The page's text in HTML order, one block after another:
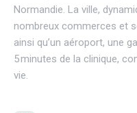
Normandie. La ville,
nombreux commerces et
ainsi qu’un aéroport, une
5 minutes de la clinique,
vie.